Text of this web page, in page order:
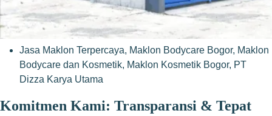
Jasa Maklon Terpercaya, Maklon Bodycare Bogor, Maklon
Bodycare dan Kosmetik, Maklon Kosmetik Bogor, PT
Dizza Karya Utama
Komitmen Kami: Transparansi & Tepat